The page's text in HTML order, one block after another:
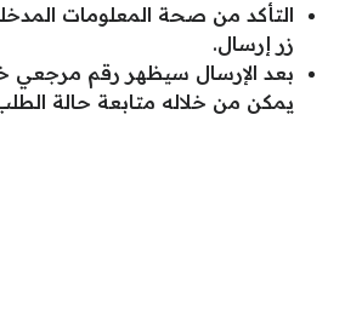
التأكد من صحة المعلومات
زر إرسال.
بعد الإرسال سيظهر رقم مرجعي
يمكن من خلاله متابعة حالة